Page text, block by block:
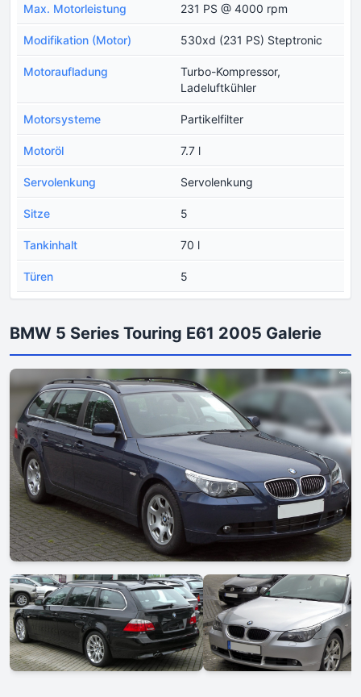
Max. Motorleistung 231 PS @ 4000 rpm
Modifikation (Motor) 530xd (231 PS) Steptronic
Motoraufladung
Turbo-Kompressor,
Ladeluftkühler
Motorsysteme Partikelfilter
Motoröl 7.7 l
Servolenkung Servolenkung
Sitze 5
Tankinhalt 70 l
Türen 5
BMW 5 Series Touring E61 2005 Galerie